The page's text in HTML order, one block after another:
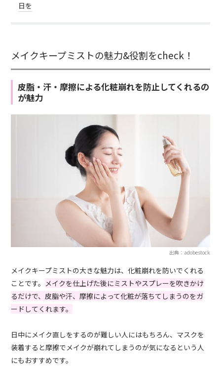
日を
メイクキープミストの魅力&役割をcheck！
皮脂・汗・摩擦による化粧崩れを防止してくれるの
が魅力
出典：adobestock
メイクキープミストの大きな魅力は、化粧崩れを防いでくれる
ことです。 メイクを仕上げた後にミストやスプレーを吹きかけ
るだけで、皮脂や汗、摩擦によって化粧が落ちてしまうのをガ
ードしてくれます。
日中にメイク直しをするのが難しい人にはもちろん、マスクを
装着すると摩擦でメイクが崩れてしまうのが気になるという人
にもおすすめです。